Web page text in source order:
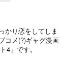
かり恋をしてしま
コメ(?)ギャグ漫画
4」です。